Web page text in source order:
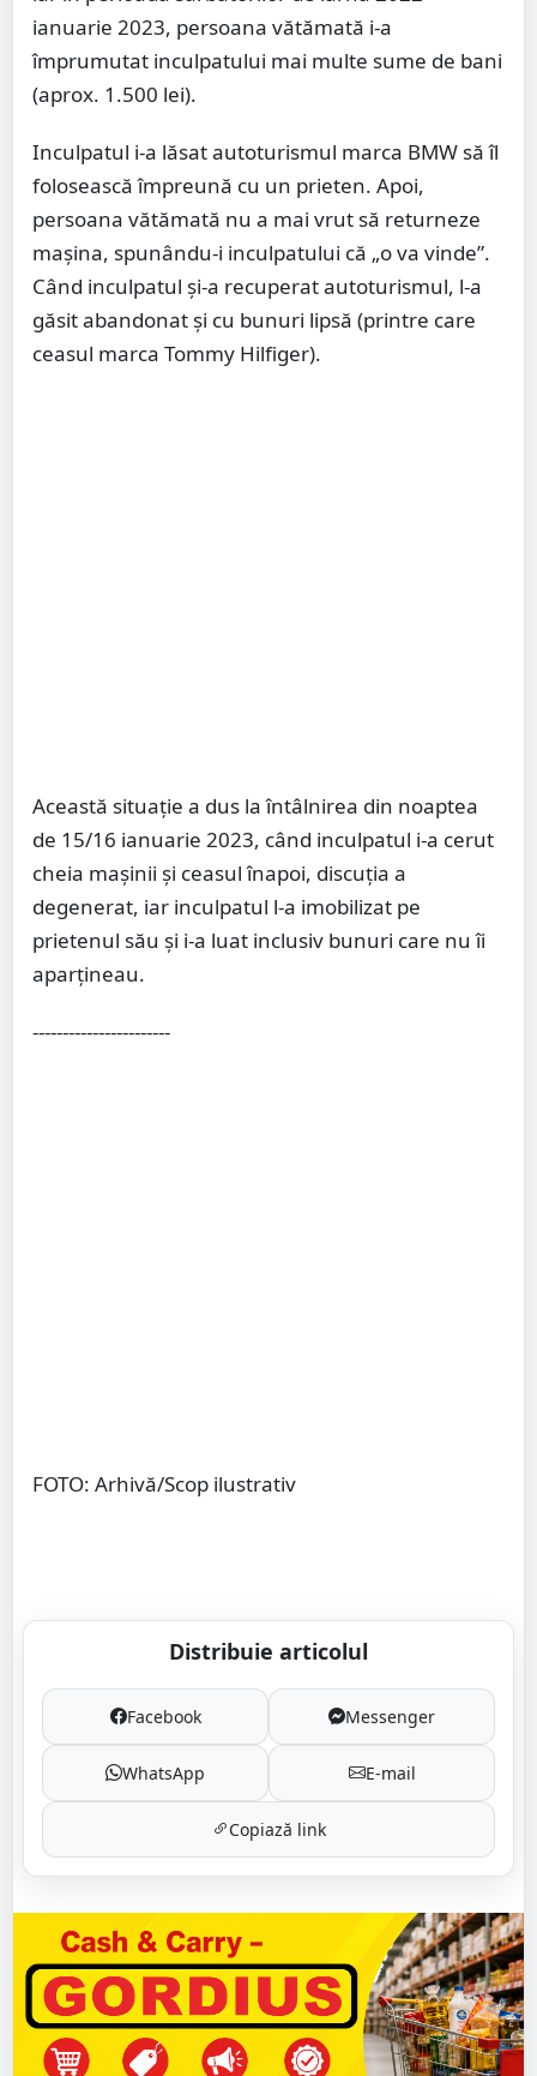
ianuarie 2023, persoana vătămată i-a
împrumutat inculpatului mai multe sume de bani
(aprox. 1.500 lei).
Inculpatul i-a lăsat autoturismul marca BMW să îl
folosească împreună cu un prieten. Apoi,
persoana vătămată nu a mai vrut să returneze
mașina, spunându-i inculpatului că „o va vinde”.
Când inculpatul și-a recuperat autoturismul, l-a
găsit abandonat și cu bunuri lipsă (printre care
ceasul marca Tommy Hilfiger).
Această situație a dus la întâlnirea din noaptea
de 15/16 ianuarie 2023, când inculpatul i-a cerut
cheia mașinii și ceasul înapoi, discuția a
degenerat, iar inculpatul l-a imobilizat pe
prietenul său și i-a luat inclusiv bunuri care nu îi
aparțineau.
-----------------------
FOTO: Arhivă/Scop ilustrativ
Distribuie articolul
Facebook Messenger
WhatsApp E-mail
Copiază link